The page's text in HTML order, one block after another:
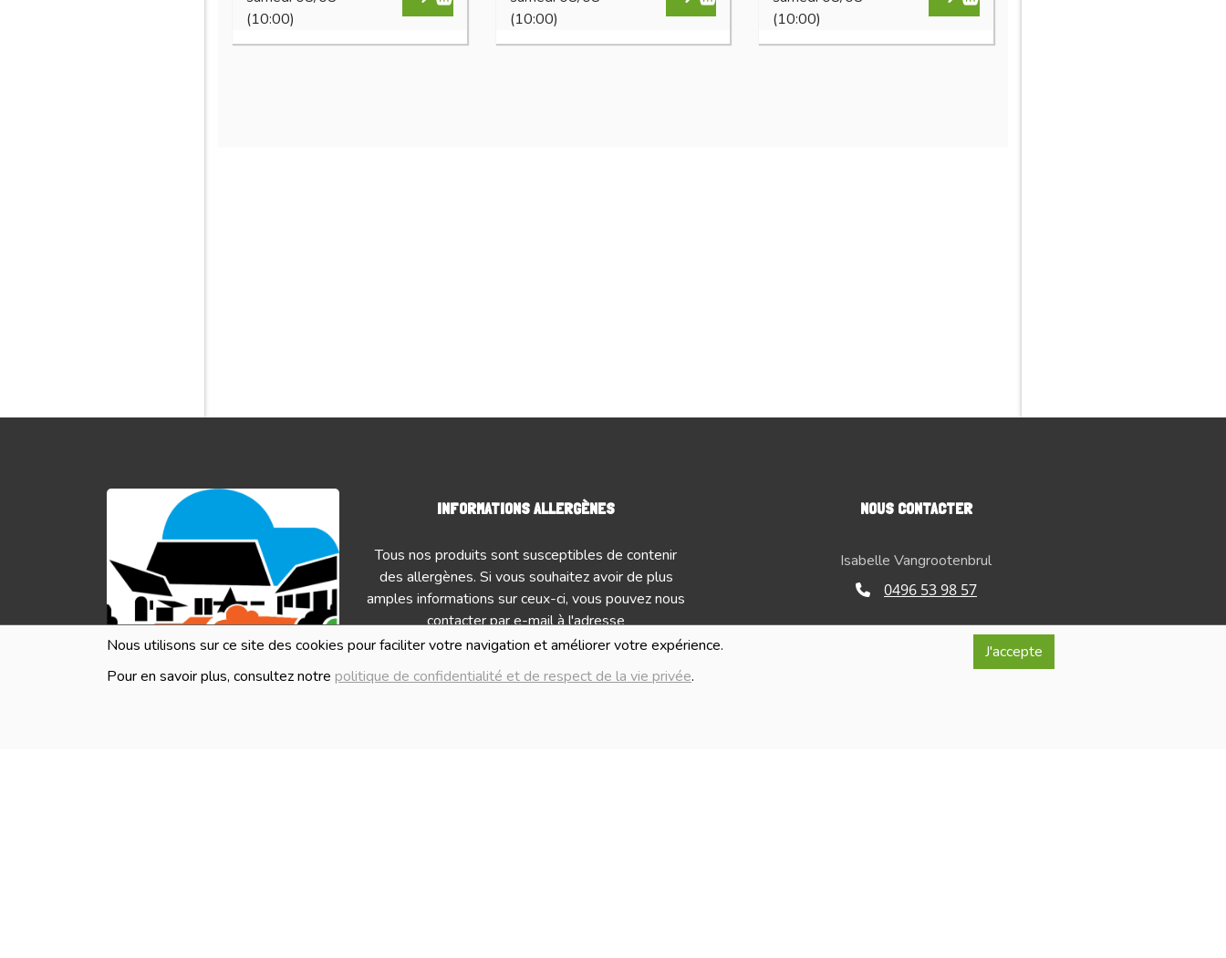
Nous utilisons sur ce site des cookies pour faciliter votre navigation et améliorer votre expérience.
Pour en savoir plus, consultez notre politique de confidentialité et de respect de la vie privée.
J'accepte
(10:00)
(10:00)
(10:00)
INFORMATIONS ALLERGÈNES
Tous nos produits sont susceptibles de contenir
des allergènes. Si vous souhaitez avoir de plus
amples informations sur ceux-ci, vous pouvez nous
contacter par e-mail à l'adresse
info@lablancheferme.be
IMAGES
NOUS CONTACTER
Isabelle Vangrootenbrul
0496 53 98 57
info@lablancheferme.be
Rue de la Loge 26, 7866 Lessines